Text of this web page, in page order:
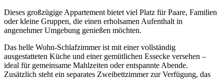
Dieses großzügige Appartement bietet viel Platz für Paare, Familien
oder kleine Gruppen, die einen erholsamen Aufenthalt in
angenehmer Umgebung genießen möchten.
Das helle Wohn-Schlafzimmer ist mit einer vollständig
ausgestatteten Küche und einer gemütlichen Essecke versehen –
ideal für gemeinsame Mahlzeiten oder entspannte Abende.
Zusätzlich steht ein separates Zweibettzimmer zur Verfügung, das